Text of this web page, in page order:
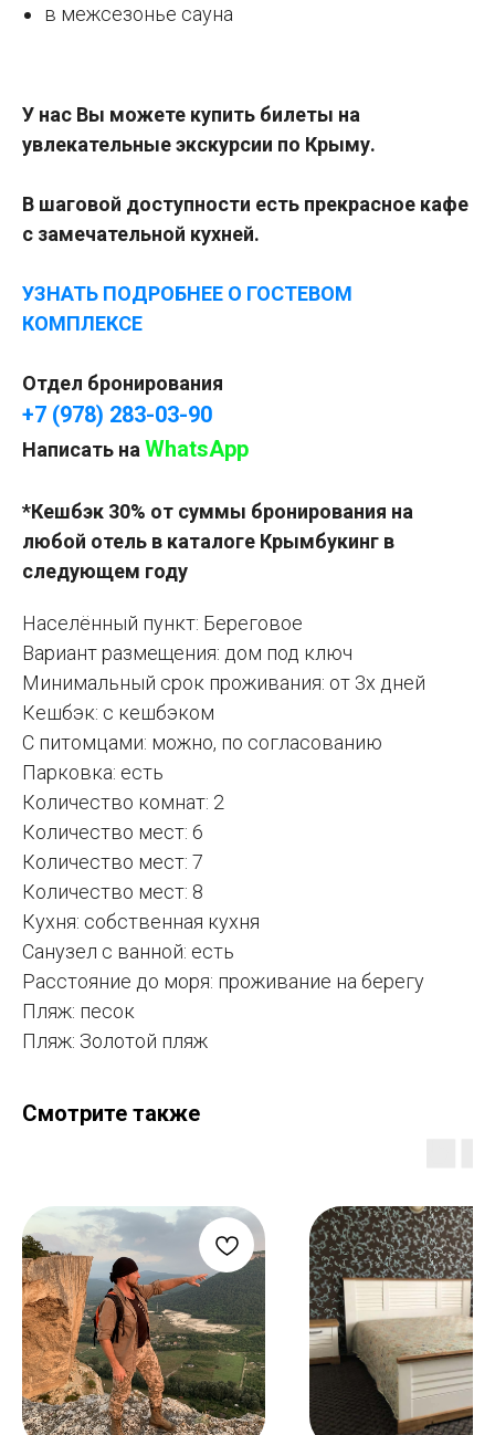
в межсезонье сауна
У нас Вы можете купить билеты на
увлекательные экскурсии по Крыму.
В шаговой доступности есть прекрасное кафе
с замечательной кухней.
УЗНАТЬ ПОДРОБНЕЕ О ГОСТЕВОМ
КОМПЛЕКСЕ
Отдел бронирования
+7 (978) 283-03-90
Написать на WhatsApp
*Кешбэк 30% от суммы бронирования на
любой отель в каталоге Крымбукинг в
следующем году
Населённый пункт: Береговое
Вариант размещения: дом под ключ
Минимальный срок проживания: от 3х дней
Кешбэк: с кешбэком
С питомцами: можно, по согласованию
Парковка: есть
Количество комнат: 2
Количество мест: 6
Количество мест: 7
Количество мест: 8
Кухня: собственная кухня
Санузел с ванной: есть
Расстояние до моря: проживание на берегу
Пляж: песок
Пляж: Золотой пляж
Смотрите также